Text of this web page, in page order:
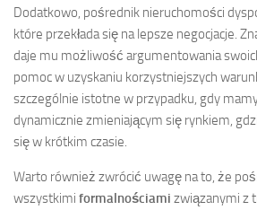
Dodatkowo, pośrednik nieruchomości
które przekłada się na lepsze negocjacje.
daje mu możliwość argumentowania
pomoc w uzyskaniu korzystniejszych
szczególnie istotne w przypadku, gdy
dynamicznie zmieniającym się rynkiem,
się w krótkim czasie.
Warto również zwrócić uwagę na to, że
wszystkimi formalnościami związanymi z